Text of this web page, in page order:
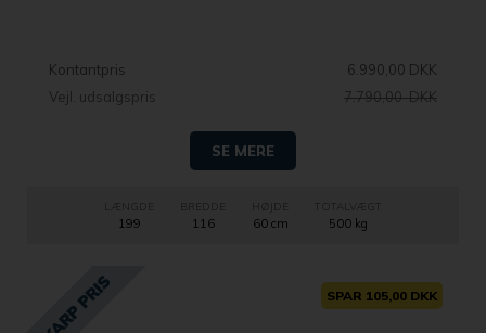
Kontantpris
6.990,00 DKK
Vejl. udsalgspris
7.790,00 DKK
SE MERE
199 116
HØJDE
60 cm
TOTALVÆGT
500 kg
SPAR 105,00 DKK